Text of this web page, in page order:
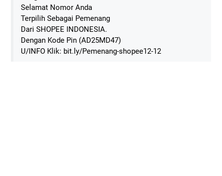
Selamat Nomor Anda
Terpilih Sebagai Pemenang
Dari SHOPEE INDONESIA.
Dengan Kode Pin (AD25MD47)
U/INFO Klik: bit.ly/Pemenang-shopee12-12